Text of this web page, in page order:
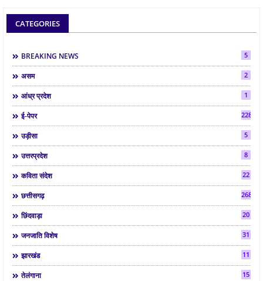
CATEGORIES
BREAKING NEWS 5
असम 2
आंध्र प्रदेश 1
ई-पेपर 2286
उड़ीसा 5
उत्तरप्रदेश 8
कविता संदेश 22
छत्तीसगढ़ 268
छिंदवाड़ा 20
जनजाति विशेष 31
झारखंड 11
तेलंगाना 15